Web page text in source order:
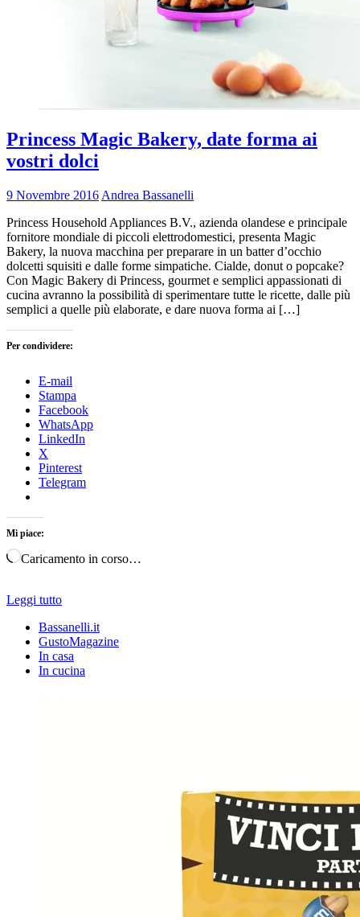
Princess Magic Bakery, date forma ai
vostri dolci
9 Novembre 2016 Andrea Bassanelli
Princess Household Appliances B.V., azienda olandese e principale
fornitore mondiale di piccoli elettrodomestici, presenta Magic
Bakery, la nuova macchina per preparare in un batter d’occhio
dolcetti squisiti e dalle forme simpatiche. Cialde, donut o popcake?
Con Magic Bakery di Princess, gourmet e semplici appassionati di
cucina avranno la possibilità di sperimentare tutte le ricette, dalle più
semplici a quelle più elaborate, e dare nuova forma ai […]
Per condividere:
E-mail
Stampa
Facebook
WhatsApp
LinkedIn
X
Pinterest
Telegram
Mi piace:
Caricamento in corso…
Leggi tutto
Bassanelli.it
GustoMagazine
In casa
In cucina